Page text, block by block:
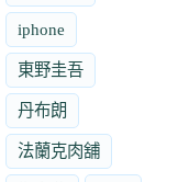
iphone
東野圭吾
丹布朗
法蘭克肉舖